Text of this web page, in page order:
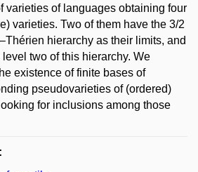
varieties of languages obtaining four
varieties. Two of them have the 3/2
hierarchy as their limits, and
two of this hierarchy. We
existence of finite bases of
pseudovarieties of (ordered)
for inclusions among those